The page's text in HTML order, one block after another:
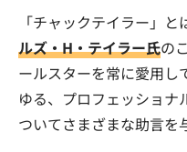
「チャックテイラー」と
ルズ・H・テイラー氏の
ールスターを常に愛用し
ゆる、プロフェッショナ
ついてさまざまな助言を